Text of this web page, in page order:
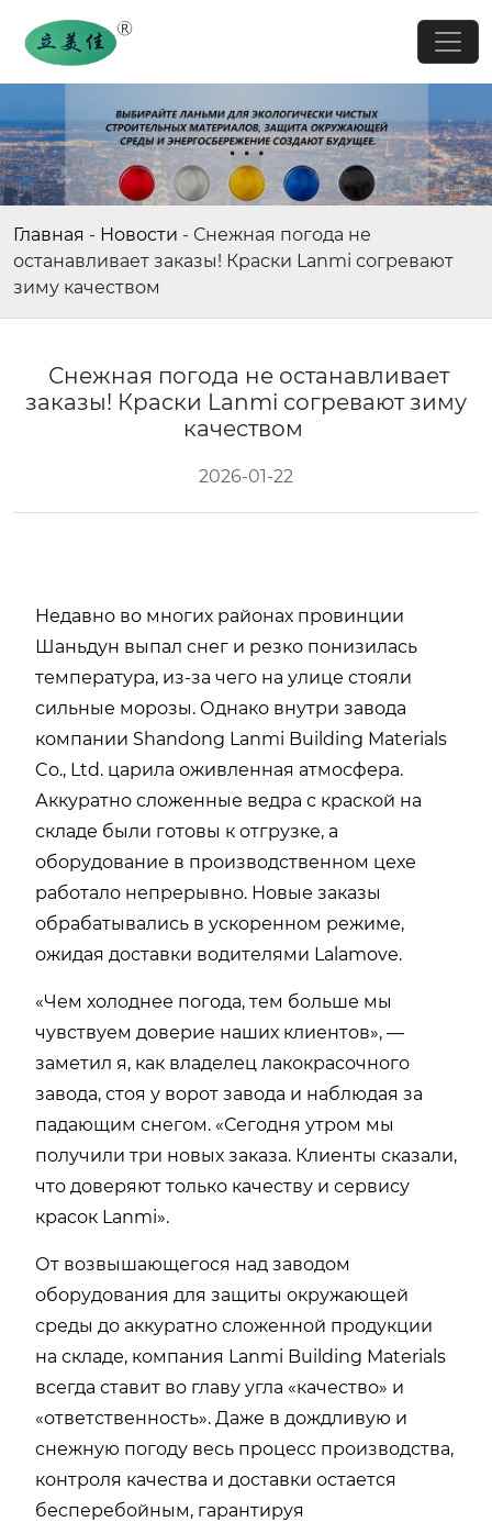
Главная - Новости - Снежная погода не
останавливает заказы! Краски Lanmi согревают
зиму качеством
Снежная погода не останавливает
заказы! Краски Lanmi согревают зиму
качеством
2026-01-22
Недавно во многих районах провинции
Шаньдун выпал снег и резко понизилась
температура, из-за чего на улице стояли
сильные морозы. Однако внутри завода
компании Shandong Lanmi Building Materials
Co., Ltd. царила оживленная атмосфера.
Аккуратно сложенные ведра с краской на
складе были готовы к отгрузке, а
оборудование в производственном цехе
работало непрерывно. Новые заказы
обрабатывались в ускоренном режиме,
ожидая доставки водителями Lalamove.
«Чем холоднее погода, тем больше мы
чувствуем доверие наших клиентов», —
заметил я, как владелец лакокрасочного
завода, стоя у ворот завода и наблюдая за
падающим снегом. «Сегодня утром мы
получили три новых заказа. Клиенты сказали,
что доверяют только качеству и сервису
красок Lanmi».
От возвышающегося над заводом
оборудования для защиты окружающей
среды до аккуратно сложенной продукции
на складе, компания Lanmi Building Materials
всегда ставит во главу угла «качество» и
«ответственность». Даже в дождливую и
снежную погоду весь процесс производства,
контроля качества и доставки остается
бесперебойным, гарантируя